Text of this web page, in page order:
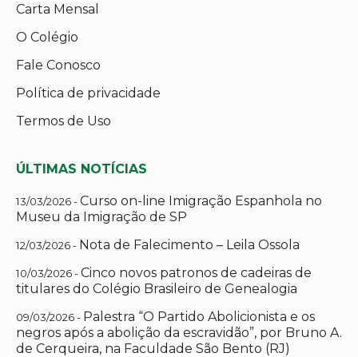
Carta Mensal
O Colégio
Fale Conosco
Política de privacidade
Termos de Uso
ÚLTIMAS NOTÍCIAS
13/03/2026 -Curso on-line Imigração Espanhola no
Museu da Imigração de SP
12/03/2026 - Nota de Falecimento – Leila Ossola
10/03/2026 -Cinco novos patronos de cadeiras de
titulares do Colégio Brasileiro de Genealogia
09/03/2026 - Palestra “O Partido Abolicionista e os
negros após a abolição da escravidão”, por Bruno A.
de Cerqueira, na Faculdade São Bento (RJ)